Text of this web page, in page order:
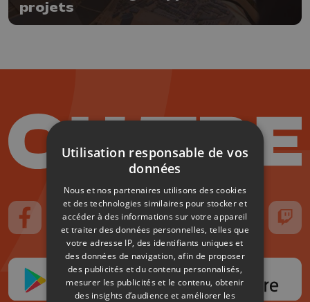
projets
Suivez-nous sur FaceBook
Suivez-nous sur Instagram
Suivez-nous sur TikTokSuivez-nous sur YouTube
Suivez-nous
Utilisation responsable de vos
données
Nous et nos partenaires utilisons des cookies
et des technologies similaires pour stocker et
accéder à des informations sur votre appareil
et traiter des données personnelles, telles que
votre adresse IP, des identifiants uniques et
des données de navigation, afin de proposer
des publicités et du contenu personnalisés,
mesurer les publicités et le contenu, obtenir
des insights d’audience et améliorer les